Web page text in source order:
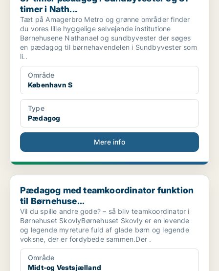
timer i Nath...
Tæt på Amagerbro Metro og grønne områder finder
du vores lille hyggelige selvejende institutione
Børnehusene Nathanael og sundbyvester der søges
en pædagog til børnehavendelen i Sundbyvester som
li..
Område
København S
Type
Pædagog
Mere info
Pædagog med teamkoordinator funktion til Børnehuse...
Pædagog med teamkoordinator funktion
til Børnehuse...
Vil du spille andre gode? – så bliv teamkoordinator i
Børnehuset SkovlyBørnehuset Skovly er en levende
og legende myreture fuld af glade børn og legende
voksne, der er fordybede sammen.Der .
Område
Midt-og Vestsjælland